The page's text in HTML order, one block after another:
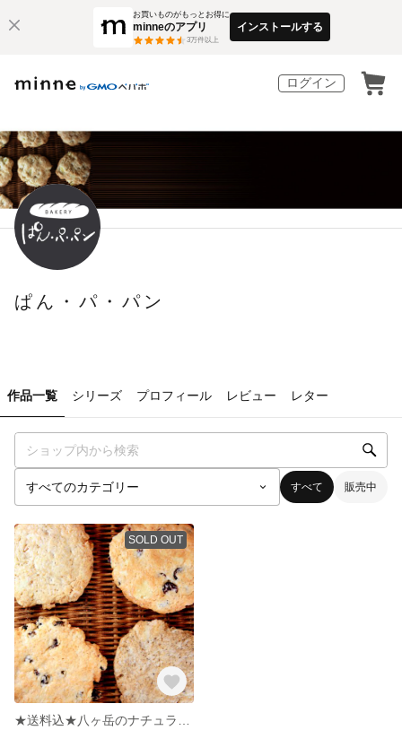
お買いものがもっとお得に
minneのアプリ
3万件以上
インストールする
ログイン
ぱん・パ・パン
作品一覧 シリーズ プロフィール レビュー レター
すべて 販売中
SOLD OUT